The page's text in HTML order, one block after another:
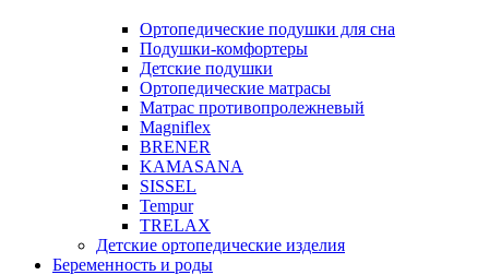
Ортопедические подушки для сна
Подушки-комфортеры
Детские подушки
Ортопедические матрасы
Матрас противопролежневый
Magniflex
BRENER
KAMASANA
SISSEL
Tempur
TRELAX
Детские ортопедические изделия
Беременность и роды